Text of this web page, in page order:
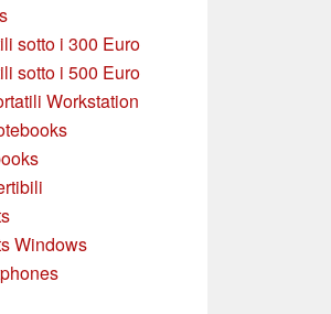
sotto i 300 Euro
sotto i 500 Euro
Workstation
Windows